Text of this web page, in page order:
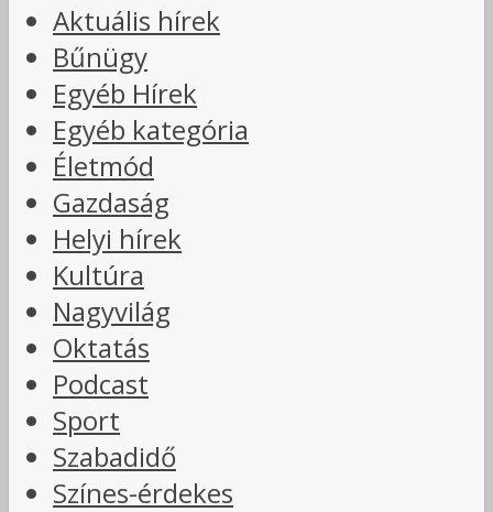
Aktuális hírek
Bűnügy
Egyéb Hírek
Egyéb kategória
Életmód
Gazdaság
Helyi hírek
Kultúra
Nagyvilág
Oktatás
Podcast
Sport
Szabadidő
Színes-érdekes